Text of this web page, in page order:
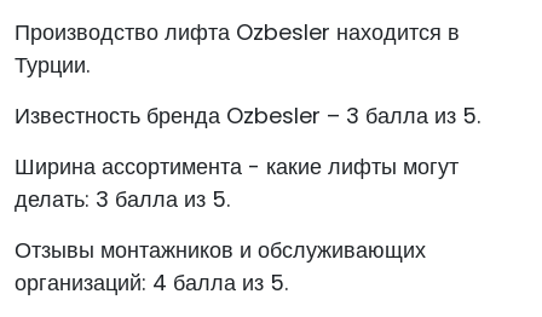
Производство лифта Ozbesler находится в
Турции.
Известность бренда Ozbesler – 3 балла из 5.
Ширина ассортимента - какие лифты могут
делать: 3 балла из 5.
Отзывы монтажников и обслуживающих
организаций: 4 балла из 5.